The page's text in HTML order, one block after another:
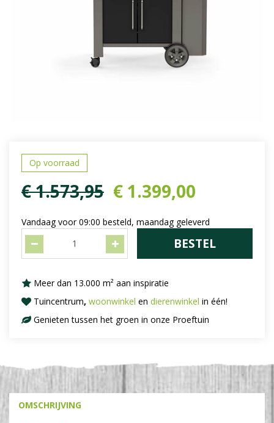
Op voorraad
€1.573,95 € 1.399,00
Vandaag voor 09:00 besteld, maandag geleverd
Meer dan 13.000 m² aan inspiratie
Tuincentrum, woonwinkel en dierenwinkel in één!
Genieten tussen het groen in onze Proeftuin
OMSCHRIJVING